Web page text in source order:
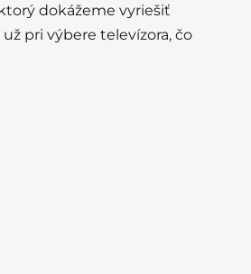
dokážeme vyriešiť
pri výbere televízora, čo